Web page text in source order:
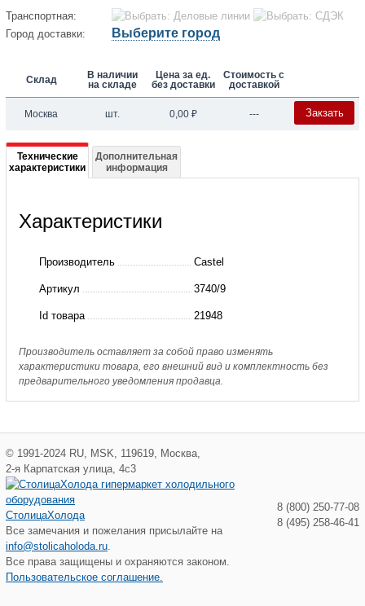
Транспортная:
Город доставки:
Выберите город
Склад
В наличии
на складе
Цена за ед.
без доставки
Стоимость с
доставкой
Москва шт. 0,00 ₽ --- Закзать
Подробная
информация
3740/9
CASTEL,
1/8"
28мм
Технические
характеристики
Дополнительная
информация
Характеристики
Производитель Castel
Артикул 3740/9
Id товара 21948
Производитель оставляет за собой право изменять
характеристики товара, его внешний вид и комплектность без
предварительного уведомления продавца.
© 1991-2024 RU MSK 119619 Москва
2-я Карпатская улица, 4с3
СтолицаХолода
Все замечания и пожелания присылайте на
info@stolicaholoda.ru
Все права защищены и охраняются законом.
Пользовательское соглашение.
8 (800) 250-77-08
8 (495) 258-46-41